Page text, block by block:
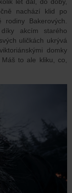
nachází klid po
Bakerových.
akcím starého
uličkách ukrývá
domky
Máš to ale kliku, co,